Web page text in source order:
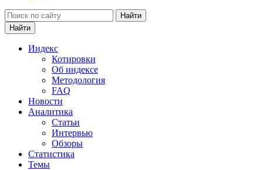
Найти
Найти
Индекс
Котировки
Об индексе
Методология
FAQ
Новости
Аналитика
Статьи
Интервью
Обзоры
Статистика
Темы